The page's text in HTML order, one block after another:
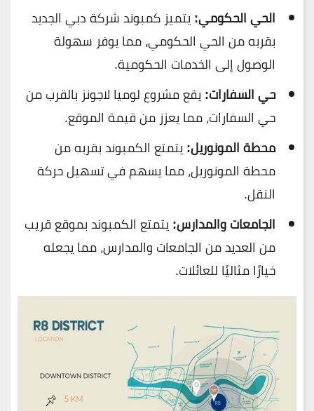
الحي الحكومي:يتميز كمبوند شركة دبي الجديد
بقربه من الحي الحكومي، مما يوفر سهولة
الوصول إلى الخدمات الحكومية.
حي السفارات:يقع مشروع لوميا لاجونز بالقرب من
حي السفارات، مما يعزز من قيمة الموقع.
محطة المونوريل:يتمتع الكمبوند بقربه من
محطة المونوريل، مما يسهم في تسهيل حركة
النقل.
الجامعات والمدارس:يتمتع الكمبوند بموقع قريب
من العديد من الجامعات والمدارس، مما يجعله
خيارًا مثاليًا للعائلات.